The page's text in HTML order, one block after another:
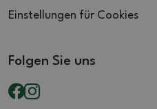
Einstellungen für Cookies
Folgen Sie uns